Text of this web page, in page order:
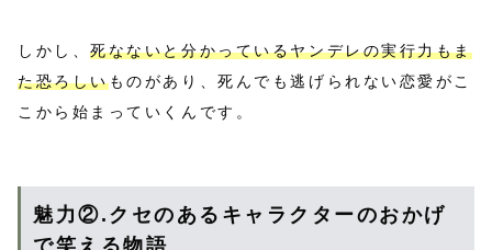
しかし、死なないと分かっているヤンデレの実行力もま
た恐ろしいものがあり、死んでも逃げられない恋愛がこ
こから始まっていくんです。
魅力②.クセのあるキャラクターのおかげ